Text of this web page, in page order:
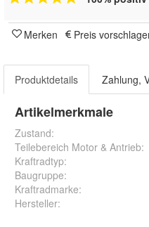
Merken Preis
Produktdetails Zahlung,
Artikelmerkmale
Zustand:
Teilebereich Motor & Antrieb:
Kraftradtyp:
Baugruppe:
Kraftradmarke:
Hersteller: